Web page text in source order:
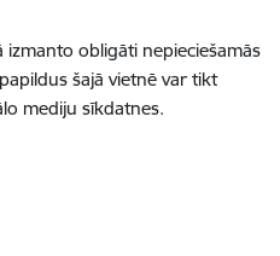
obligāti nepieciešamās
šajā vietnē var tikt
mediju sīkdatnes.